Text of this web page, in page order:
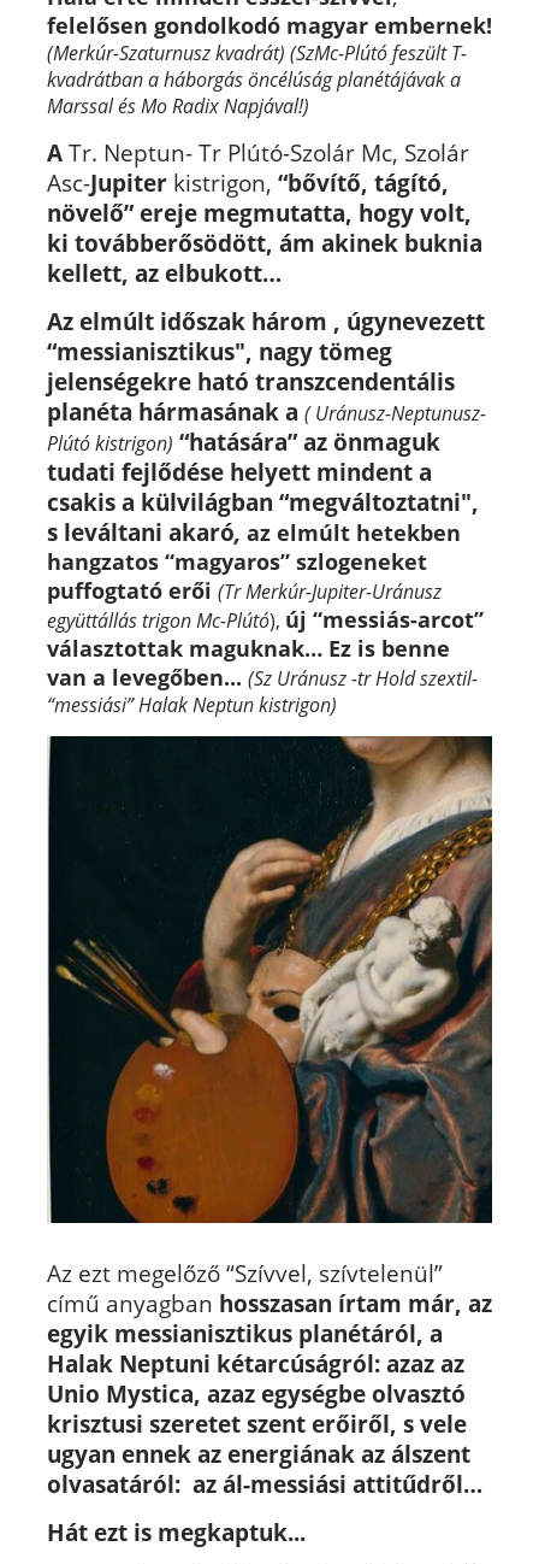
felelősen gondolkodó magyar embernek!
(Merkúr-Szaturnusz kvadrát) (SzMc-Plútó feszült T-
kvadrátban a háborgás öncélúság planétájávak a
Marssal és Mo Radix Napjával!)
ATr. Neptun- Tr Plútó-Szolár Mc, Szolár
Asc-Jupiterkistrigon, “bővítő, tágító,
növelő” ereje megmutatta, hogy volt,
ki továbberősödött, ám akinek buknia
kellett, az elbukott…
Az elmúlt időszak három , úgynevezett
“messianisztikus", nagy tömeg
jelenségekre ható transzcendentális
planéta hármasának a ( Uránusz-Neptunusz-
Plútó kistrigon) “hatására” az önmaguk
tudati fejlődése helyett mindent a
csakis a külvilágban “megváltoztatni",
s leváltani akaró, az elmúlt hetekben
hangzatos “magyaros” szlogeneket
puffogtató erői (Tr Merkúr-Jupiter-Uránusz
együttállás trigon Mc-Plútó), új “messiás-arcot”
választottak maguknak… Ez is benne
van a levegőben... (Sz Uránusz -tr Hold szextil-
“messiási” Halak Neptun kistrigon)
Az ezt megelőző “Szívvel, szívtelenül”
című anyagban hosszasan írtam már, az
egyik messianisztikus planétáról, a
Halak Neptuni kétarcúságról: azaz az
Unio Mystica, azaz egységbe olvasztó
krisztusi szeretet szent erőiről, s vele
ugyan ennek az energiának az álszent
olvasatáról: az ál-messiási attitűdről…
Hát ezt is megkaptuk...